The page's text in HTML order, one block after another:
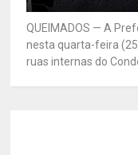
QUEIMADOS — A
nesta quarta-feira
ruas internas do